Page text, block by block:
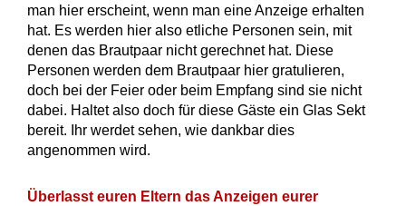
man hier erscheint, wenn man eine Anzeige erhalten
hat. Es werden hier also etliche Personen sein, mit
denen das Brautpaar nicht gerechnet hat. Diese
Personen werden dem Brautpaar hier gratulieren,
doch bei der Feier oder beim Empfang sind sie nicht
dabei. Haltet also doch für diese Gäste ein Glas Sekt
bereit. Ihr werdet sehen, wie dankbar dies
angenommen wird.
Überlasst euren Eltern das Anzeigen eurer